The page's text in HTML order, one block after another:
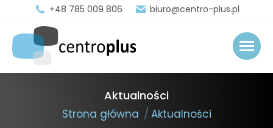
+48 785 009 806 biuro@centro-plus.pl
Aktualności
You are here:
Strona główna Aktualności